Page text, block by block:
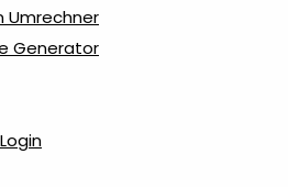
Umrechner
Generator